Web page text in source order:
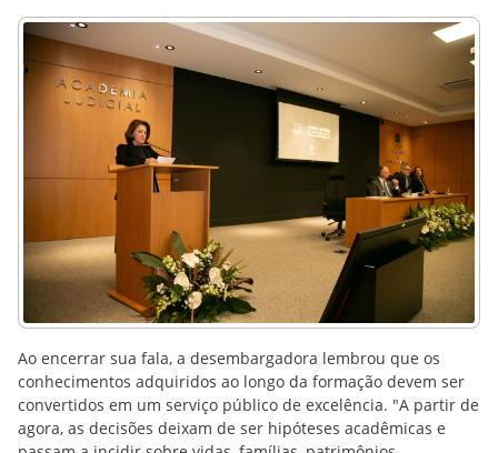
Ao encerrar sua fala, a desembargadora lembrou que os
conhecimentos adquiridos ao longo da formação devem ser
convertidos em um serviço público de excelência. "A partir de
agora, as decisões deixam de ser hipóteses acadêmicas e